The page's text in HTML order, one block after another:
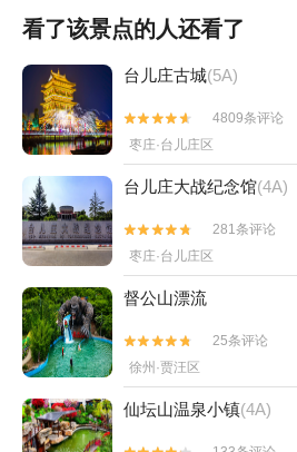
看了该景点的人还看了
台儿庄古城(5A)


4809条评论
枣庄·台儿庄区
台儿庄大战纪念馆(4A)


281条评论
枣庄·台儿庄区
督公山漂流


25条评论
徐州·贾汪区
仙坛山温泉小镇(4A)